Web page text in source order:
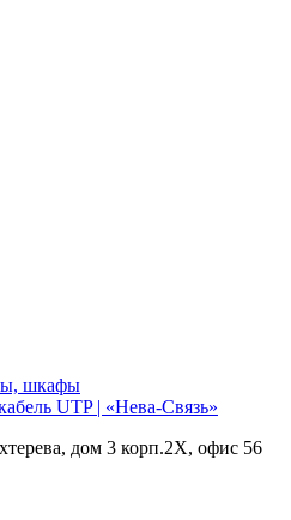
дом 3 корп.2X, офис 56